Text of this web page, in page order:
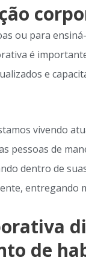
ou para
é
e
vivendo
pessoas de
dentro de
entregando
de